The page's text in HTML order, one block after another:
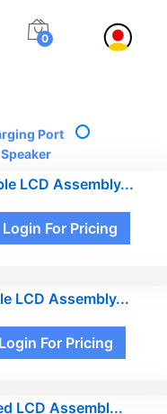
0
Port
Speaker
LCD Assembly...
Login For Pricing
LCD Assembly...
Login For Pricing
LCD Assembl...